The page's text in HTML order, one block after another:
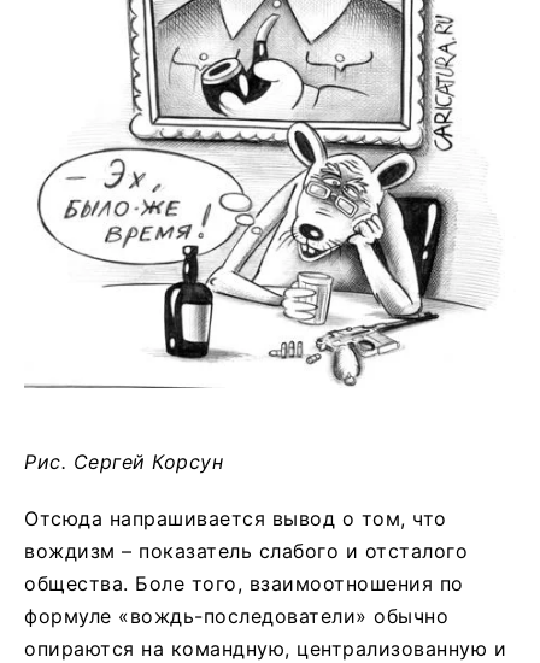
Рис. Сергей Корсун
Отсюда напрашивается вывод о том, что
вождизм – показатель слабого и отсталого
общества. Боле того, взаимоотношения по
формуле «вождь-последователи» обычно
опираются на командную, централизованную и